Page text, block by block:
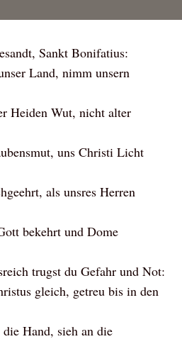
Sankt Bonifatius:
Land, nimm unsern
Heiden Wut, nicht alter
uns Christi Licht
als unsres Herren
bekehrt und Dome
trugst du Gefahr und Not:
gleich, getreu bis in den
Hand, sieh an die